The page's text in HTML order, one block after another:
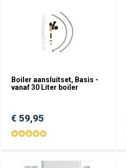
Boiler aansluitset, Basis -
vanaf 30 Liter boiler
€ 59,95